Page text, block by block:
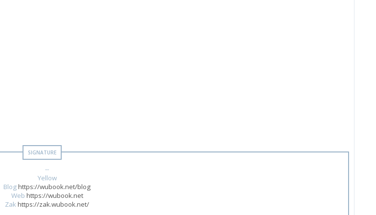
--
Yellow
Bloghttps://wubook.net/blog
Web https://wubook.net
Zakhttps://zak.wubook.net/